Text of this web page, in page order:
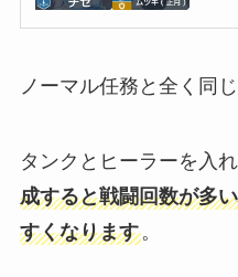
ノーマル任務と全く同
タンクとヒーラーを入れ
成すると戦闘回数が多
すくなります。